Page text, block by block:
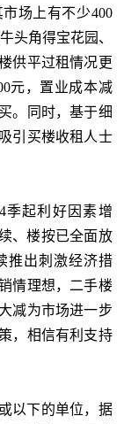
场上有不少400
头角得宝花园、
供平过租情况更
元，置业成本减
。同时，基于细
引买楼收租人士
季起利好因素增
、楼按已全面放
推出刺激经济措
情理想，二手楼
减为市场进一步
，相信有利支持
以下的单位，据